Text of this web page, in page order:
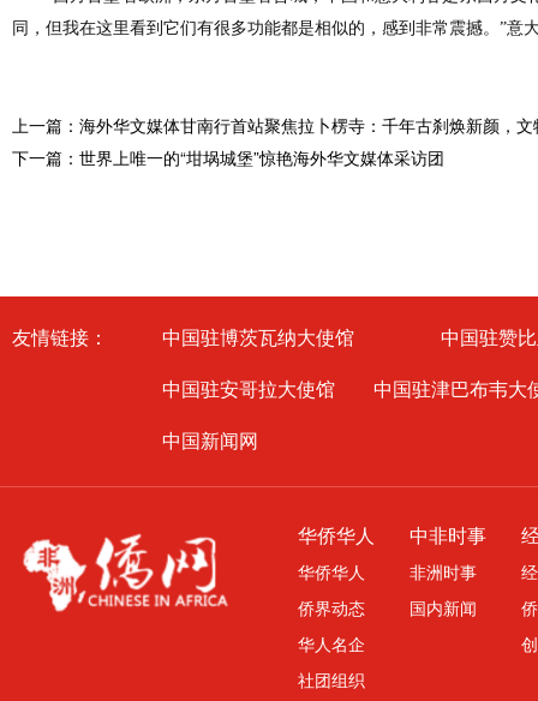
同，但我在这里看到它们有很多功能都是相似的，感到非常震撼。”意
上一篇：海外华文媒体甘南行首站聚焦拉卜楞寺：千年古刹焕新颜，
下一篇：世界上唯一的“坩埚城堡”惊艳海外华文媒体采访团
友情链接： 中国驻博茨瓦纳大使馆
中国驻赞
中国驻安哥拉大使馆
中国驻津巴布韦大
中国新闻网
华侨华人
华侨华人
侨界动态
华人名企
社团组织
中非时事
非洲时事
国内新闻